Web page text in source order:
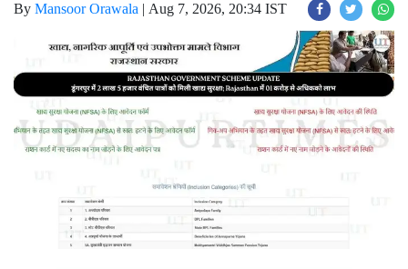
By Mansoor Orawala Aug 7, 2026, 20:34 IST